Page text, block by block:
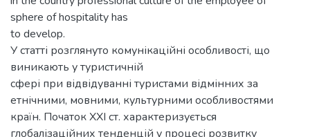
sphere of hospitality has
to develop.
У статті розглянуто комунікаційні особливості, що
виникають у туристичній
сфері при відвідуванні туристами відмінних за
етнічними, мовними, культурними особливостями
країн. Початок ХХІ ст. характеризується
глобалізаційних тенденцій у процесі розвитку